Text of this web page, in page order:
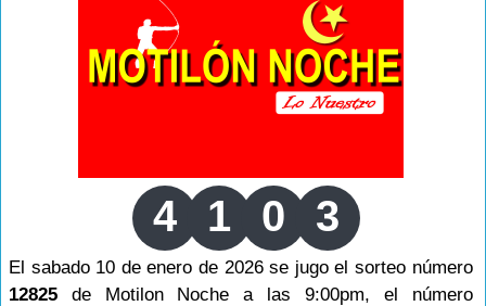
4 1 0 3
El sabado 10 de enero de 2026 se jugo el sorteo número
12825 de Motilon Noche a las 9:00pm, el número